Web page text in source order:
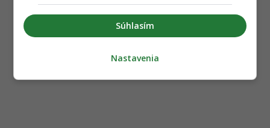
Súhlasím
Nastavenia